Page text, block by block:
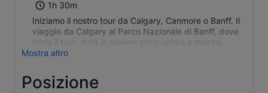
1h 30m
Iniziamo il nostro tour da Calgary, Canmore o Banff. Il
viaggio da Calgary al Parco Nazionale di Banff, dove
inizia il tour, dura in genere circa un'ora e mezza.
Mostra altro
Posizione